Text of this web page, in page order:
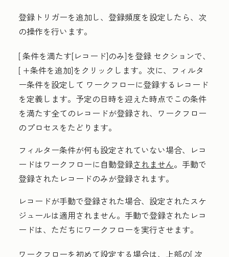
登録トリガーを追加し、登録頻度を設定したら、次
の操作を行います。
[条件を満たす[レコード]のみ]を登録 セクションで、
[ +条件を追加]をクリックします。次に、フィルタ
ー条件を設定して ワークフローに登録するレコード
を定義します。予定の日時を迎えた時点でこの条件
を満たす全てのレコードが登録され、ワークフロー
のプロセスをたどります。
フィルター条件が何も設定されていない場合、レコ
ードはワークフローに自動登録されません。手動で
登録されたレコードのみが登録されます。
レコードが手動で登録された場合、設定されたスケ
ジュールは適用されません。手動で登録されたレコ
ードは、ただちにワークフローを実行させます。
ワークフローを初めて設定する場合は、上部の[ 次